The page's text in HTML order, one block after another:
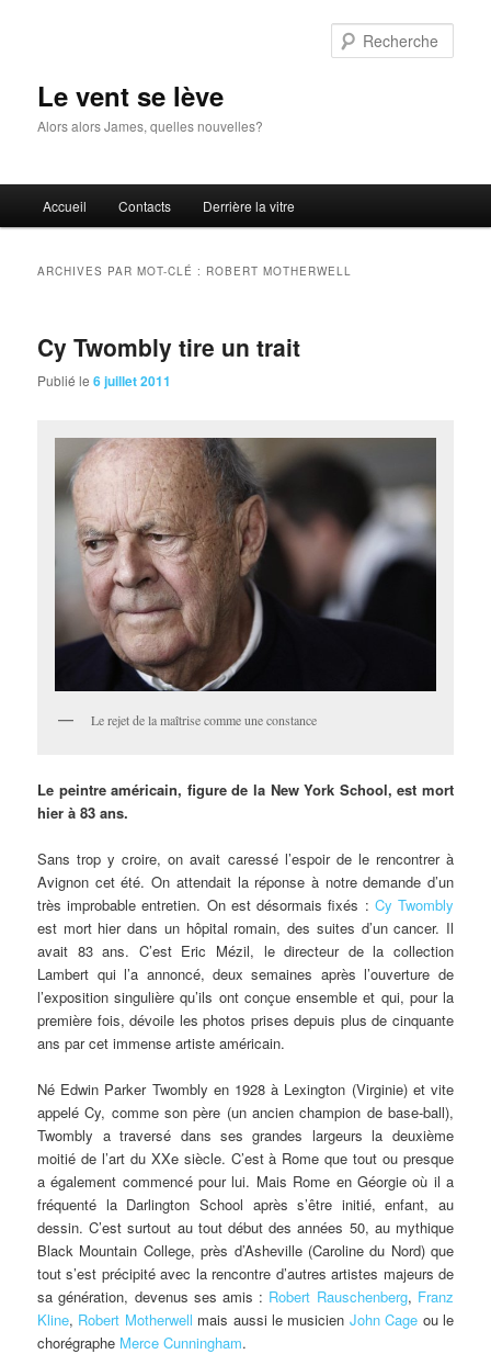
Le vent se lève
Alors alors James, quelles nouvelles?
principal
Accueil Contacts Derrière la vitre
ARCHIVES PAR MOT-CLÉ : ROBERT MOTHERWELL
Cy Twombly tire un trait
Publié le6 juillet 2011
Le rejet de la maîtrise comme une constance
Le peintre américain, figure de la New York School, est mort
hier à 83 ans.
Sans trop y croire, on avait caressé l’espoir de le rencontrer à
Avignon cet été. On attendait la réponse à notre demande d’un
très improbable entretien. On est désormais fixés : Cy Twombly
est mort hier dans un hôpital romain, des suites d’un cancer. Il
avait 83 ans. C’est Eric Mézil, le directeur de la collection
Lambert qui l’a annoncé, deux semaines après l’ouverture de
l’exposition singulière qu’ils ont conçue ensemble et qui, pour la
première fois, dévoile les photos prises depuis plus de cinquante
ans par cet immense artiste américain.
Né Edwin Parker Twombly en 1928 à Lexington (Virginie) et vite
appelé Cy, comme son père (un ancien champion de base-ball),
Twombly a traversé dans ses grandes largeurs la deuxième
moitié de l’art du XXe siècle. C’est à Rome que tout ou presque
a également commencé pour lui. Mais Rome en Géorgie où il a
fréquenté la Darlington School après s’être initié, enfant, au
dessin. C’est surtout au tout début des années 50, au mythique
Black Mountain College, près d’Asheville (Caroline du Nord) que
tout s’est précipité avec la rencontre d’autres artistes majeurs de
sa génération, devenus ses amis : Robert Rauschenberg, Franz
Kline, Robert Motherwell mais aussi le musicien John Cage ou le
chorégraphe Merce Cunningham.